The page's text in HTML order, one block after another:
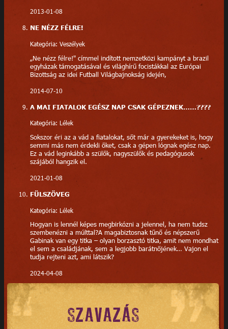
2013-01-08
NE NÉZZ FÉLRE!
Kategória: Veszélyek
„Ne nézz félre!" címmel indított nemzetközi kampányt a brazil
egyházak támogatásával és világhírű focistákkal az Európai
Bizottság az idei Futball Világbajnokság idején,
2014-07-10
A MAI FIATALOK EGÉSZ NAP CSAK GÉPEZNEK……????
Kategória: Lélek
Sokszor éri az a vád a fiatalokat, sőt már a gyerekeket is, hogy
semmi más nem érdekli őket, csak a gépen lógnak egész nap.
Ez a vád leginkább a szülők, nagyszülők és pedagógusok
szájából hangzik el.
2021-01-08
FÜLSZÖVEG
Kategória: Lélek
Hogyan is lennél képes megbirkózni a jelennel, ha nem tudsz
szembenézni a múlttal?A magabiztosnak tűnő és népszerű
Gabinak van egy titka – olyan borzasztó titka, amit nem mondhat
el sem a családjának, sem a legjobb barátnőjének… Vajon el
tudja rejteni azt, ami látszik?
2024-04-08
SZAVAZÁS